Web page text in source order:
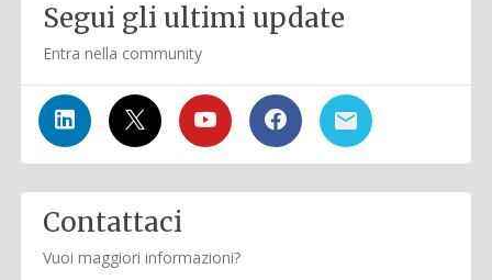
Segui gli ultimi update
Entra nella community
Contattaci
Vuoi maggiori informazioni?